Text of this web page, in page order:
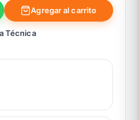
Agregar al carrito
Técnica